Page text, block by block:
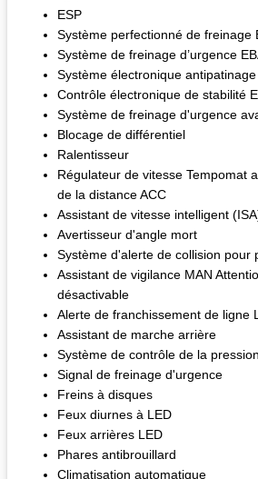
ESP
Système perfectionné de freinage
Système de freinage d’urgence
Système électronique antipatinage
Contrôle électronique de stabilité
Système de freinage d'urgence
Blocage de différentiel
Ralentisseur
Régulateur de vitesse Tempomat
de la distance ACC
Assistant de vitesse intelligent
Avertisseur d'angle mort
Système d'alerte de collision pour
Assistant de vigilance MAN
désactivable
Alerte de franchissement de ligne
Assistant de marche arrière
Système de contrôle de la
Signal de freinage d'urgence
Freins à disques
Feux diurnes à LED
Feux arrières LED
Phares antibrouillard
Climatisation automatique